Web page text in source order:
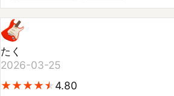
たく
2026-03-25
★
★ ★
★
していた。